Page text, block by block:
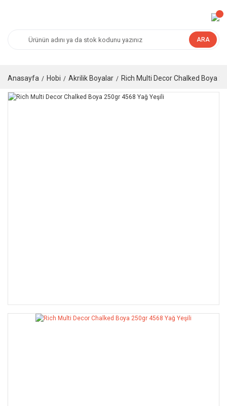
ARA
Anasayfa Hobi Akrilik Boyalar Rich Multi Decor Chalked Boya